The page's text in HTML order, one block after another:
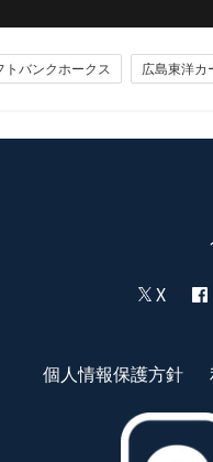
トバンクホークス 広島東洋カ
X
個人情報保護方針